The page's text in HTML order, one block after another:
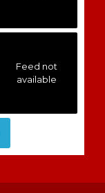
Feed not
available